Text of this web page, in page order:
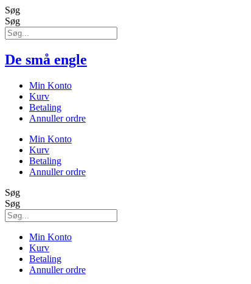
Søg
Søg
De små engle
Min Konto
Kurv
Betaling
Annuller ordre
Min Konto
Kurv
Betaling
Annuller ordre
Søg
Søg
Min Konto
Kurv
Betaling
Annuller ordre